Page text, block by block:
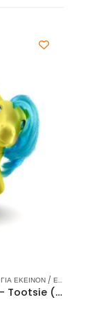
ΓΙΑ ΕΚΕΊΝΟΝ / ΕΚΕΊΝΗ
Vintage Μικρό μου Πόνυ G1 – Tootsie (Κίτρινο Σώμα, Μπλε Μαλλιά) 13εκ